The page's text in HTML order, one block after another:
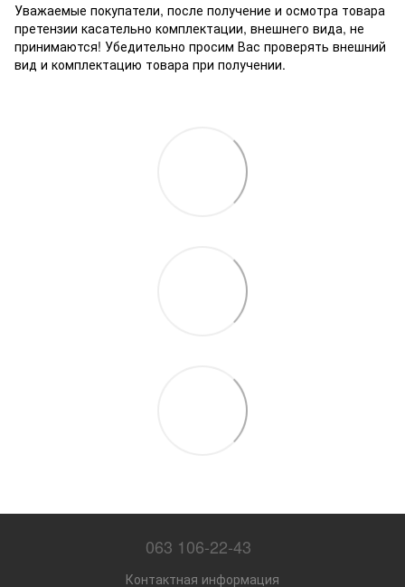
Уважаемые покупатели, после получение и осмотра товара
претензии касательно комплектации, внешнего вида, не
принимаются! Убедительно просим Вас проверять внешний
вид и комплектацию товара при получении.
063 106-22-43
Контактная информация